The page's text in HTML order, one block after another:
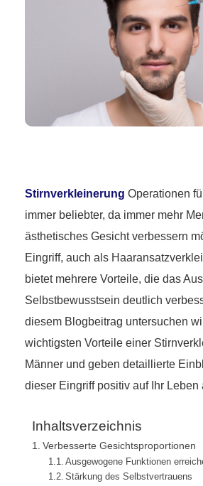
Stirnverkleinerung Operationen
immer beliebter, da immer mehr
ästhetisches Gesicht verbessern
Eingriff, auch als
bietet mehrere Vorteile, die das
Selbstbewusstsein deutlich
diesem Blogbeitrag untersuchen
wichtigsten Vorteile einer
Männer und geben detaillierte
dieser Eingriff positiv auf Ihr Leben
Inhaltsverzeichnis
Verbesserte Gesichtsproportionen
Ausgewogene Funktionen
Stärkung des Selbstvertrauens